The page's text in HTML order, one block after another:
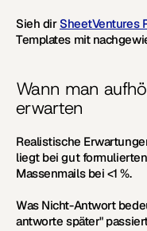
Sieh dir SheetVentures
Templates mit
Wann man
erwarten
Realistische
liegt bei gut
Massenmails bei <1 %.
Was Nicht-Antwort
antworte später"